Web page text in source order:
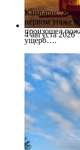
4 августа 2026
Каппарис,
первом этаже
произошел
ущерб….